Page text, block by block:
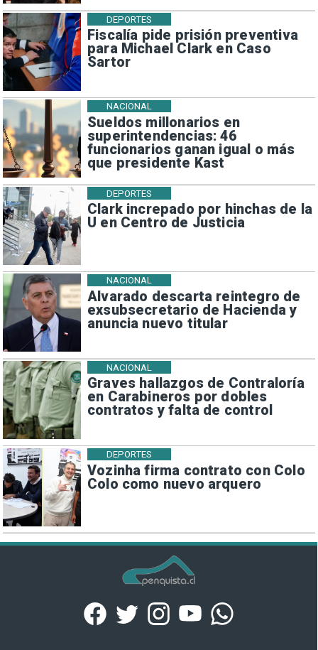
Fiscalía pide prisión preventiva
para Michael Clark en Caso
Sartor
DEPORTES
Sueldos millonarios en
superintendencias: 46
funcionarios ganan igual o más
que presidente Kast
NACIONAL
Clark increpado por hinchas de la
U en Centro de Justicia
DEPORTES
Alvarado descarta reintegro de
exsubsecretario de Hacienda y
anuncia nuevo titular
NACIONAL
Graves hallazgos de Contraloría
en Carabineros por dobles
contratos y falta de control
NACIONAL
Vozinha firma contrato con Colo
Colo como nuevo arquero
DEPORTES